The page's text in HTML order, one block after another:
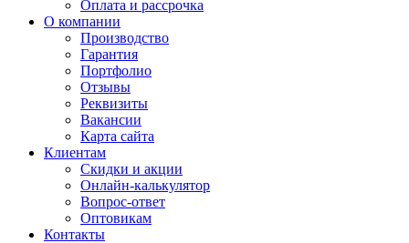
Оплата и рассрочка
О компании
Производство
Гарантия
Портфолио
Отзывы
Реквизиты
Вакансии
Карта сайта
Клиентам
Скидки и акции
Онлайн-калькулятор
Вопрос-ответ
Оптовикам
Контакты